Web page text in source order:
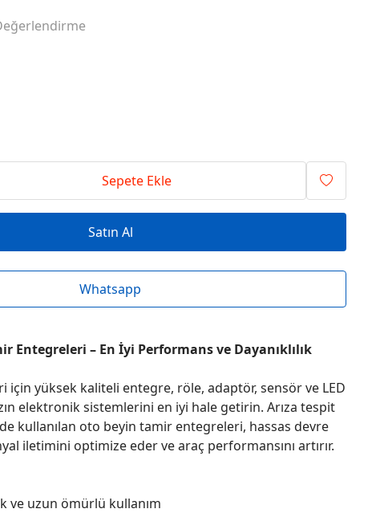
Sepete Ekle
Satın Al
Whatsapp
Entegreleri – En İyi Performans ve Dayanıklılık
için yüksek kaliteli entegre, röle, adaptör, sensör ve LED
elektronik sistemlerini en iyi hale getirin. Arıza tespit
kullanılan oto beyin tamir entegreleri, hassas devre
iletimini optimize eder ve araç performansını artırır.
ve uzun ömürlü kullanım